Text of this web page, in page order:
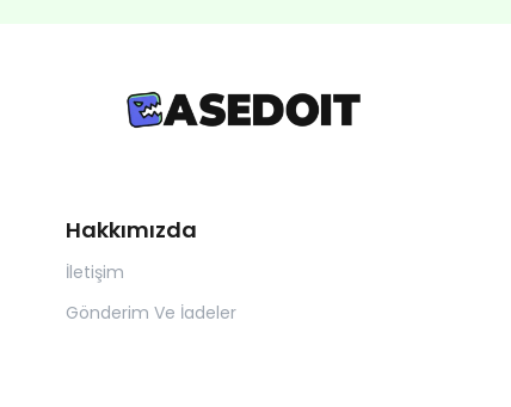
Hakkımızda
İletişim
Gönderim Ve İadeler